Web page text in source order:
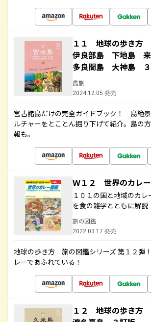
１１ 地球の歩き
伊良部島 下地島
多良間島 大神島
島旅
2024.12.05 発売
宮古諸島だけの完全ガイドブック！ 島絶
ルチャーをとことん掘り下げて紹介。島の
報も。
Ｗ１２ 世界のカレ
１０１の国と地域のカ
を食の雑学とともに解説
旅の図鑑
2022.03.17 発売
地球の歩き方 旅の図鑑シリーズ 第１２弾
レーであふれている！
１２ 地球の歩き